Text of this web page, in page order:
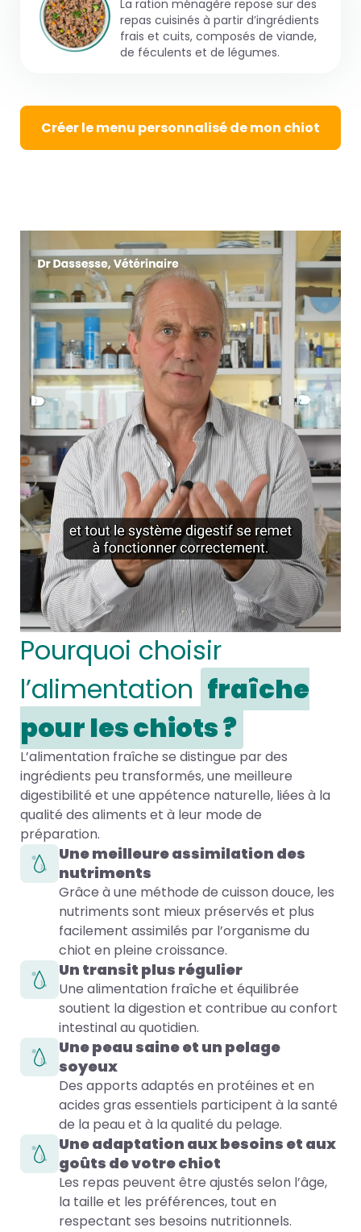
La ration ménagère repose sur des
repas cuisinés à partir d’ingrédients
frais et cuits, composés de viande,
de féculents et de légumes.
Créer le menu personnalisé de mon chiot
Pourquoi choisir
l’alimentation fraîche
pour les chiots ?
L’alimentation fraîche se distingue par des
ingrédients peu transformés, une meilleure
digestibilité et une appétence naturelle, liées à la
qualité des aliments et à leur mode de
préparation.
Une meilleure assimilation des
nutriments
Grâce à une méthode de cuisson douce, les
nutriments sont mieux préservés et plus
facilement assimilés par l’organisme du
chiot en pleine croissance.
Un transit plus régulier
Une alimentation fraîche et équilibrée
soutient la digestion et contribue au confort
intestinal au quotidien.
Une peau saine et un pelage
soyeux
Des apports adaptés en protéines et en
acides gras essentiels participent à la santé
de la peau et à la qualité du pelage.
Une adaptation aux besoins et aux
goûts de votre chiot
Les repas peuvent être ajustés selon l’âge,
la taille et les préférences, tout en
respectant ses besoins nutritionnels.